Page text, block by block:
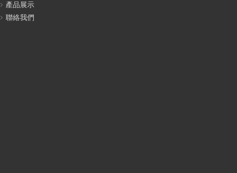
產品展示
聯絡我們